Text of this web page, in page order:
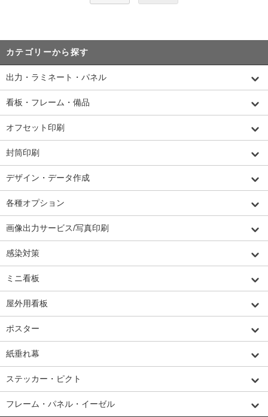
カテゴリーから探す
出力・ラミネート・パネル
看板・フレーム・備品
オフセット印刷
封筒印刷
デザイン・データ作成
各種オプション
画像出力サービス/写真印刷
感染対策
ミニ看板
屋外用看板
ポスター
紙垂れ幕
ステッカー・ピクト
フレーム・パネル・イーゼル